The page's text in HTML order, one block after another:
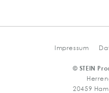
Impressum
© STEIN
20459